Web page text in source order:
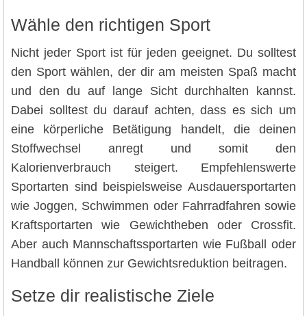
Wähle den richtigen Sport
Nicht jeder Sport ist für jeden geeignet. Du solltest
den Sport wählen, der dir am meisten Spaß macht
und den du auf lange Sicht durchhalten kannst.
Dabei solltest du darauf achten, dass es sich um
eine körperliche Betätigung handelt, die deinen
Stoffwechsel anregt und somit den
Kalorienverbrauch steigert. Empfehlenswerte
Sportarten sind beispielsweise Ausdauersportarten
wie Joggen, Schwimmen oder Fahrradfahren sowie
Kraftsportarten wie Gewichtheben oder Crossfit.
Aber auch Mannschaftssportarten wie Fußball oder
Handball können zur Gewichtsreduktion beitragen.
Setze dir realistische Ziele